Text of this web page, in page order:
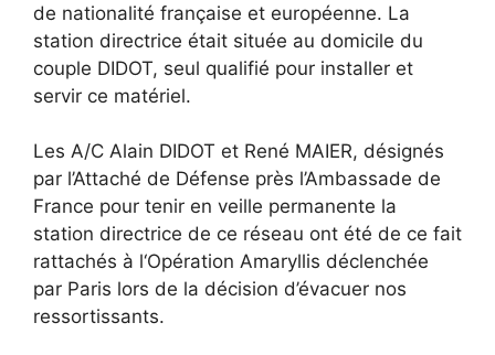
de nationalité française et européenne. La
station directrice était située au domicile du
couple DIDOT, seul qualifié pour installer et
servir ce matériel.
Les A/C Alain DIDOT et René MAIER, désignés
par l’Attaché de Défense près l’Ambassade de
France pour tenir en veille permanente la
station directrice de ce réseau ont été de ce fait
rattachés à l‘Opération Amaryllis déclenchée
par Paris lors de la décision d’évacuer nos
ressortissants.